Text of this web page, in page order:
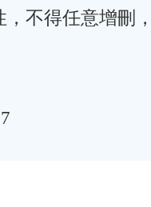
不得任意增刪